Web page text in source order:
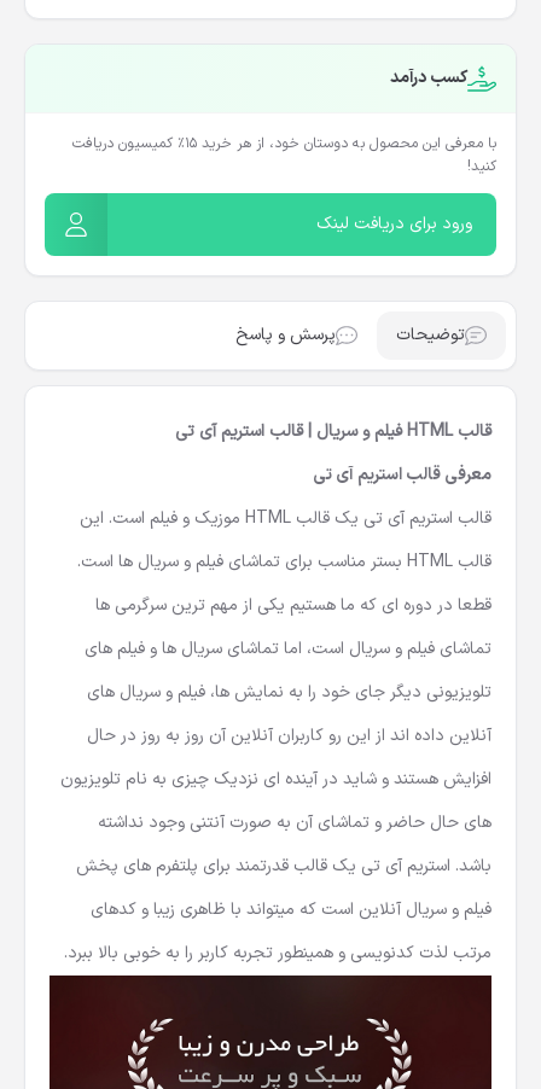
تاریخ بروزرسانی None
کنید!
ورود برای دریافت لینک
توضیحات پرسش و پاسخ
قالب HTML فیلم و سریال | قالب استریم آی تی
معرفی قالب استریم آی تی
قالب استریم آی تی یک قالب HTML موزیک و فیلم
است. این
قالب HTML
بستر مناسب برای تماشای فیلم و سریال ها است.
قطعا در دوره ای که ما هستیم یکی از مهم ترین سرگرمی ها
تماشای فیلم و سریال است، اما تماشای سریال ها و فیلم های
تلویزیونی دیگر جای خود را به نمایش ها، فیلم و سریال های
آنلاین داده اند از این رو کاربران آنلاین آن روز به روز در حال
افزایش هستند و شاید در آینده ای نزدیک چیزی به نام تلویزیون
های حال حاضر و تماشای آن به صورت آنتنی وجود نداشته
باشد. استریم آی تی یک قالب قدرتمند برای پلتفرم های پخش
فیلم و سریال آنلاین است که میتواند با ظاهری زیبا و کدهای